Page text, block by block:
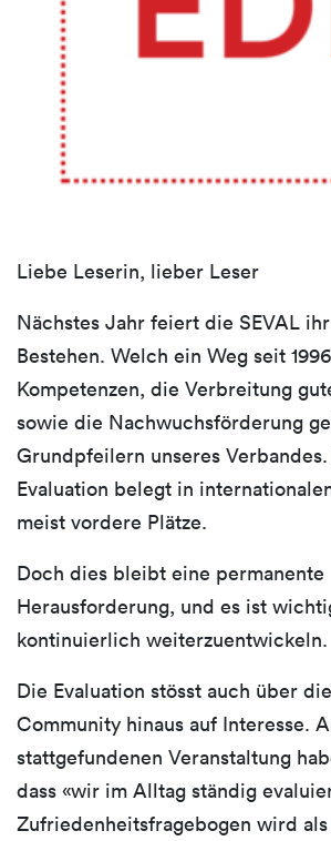
Liebe Leserin, lieber Leser
Nächstes Jahr feiert die SEVAL
Bestehen. Welch ein Weg seit
Kompetenzen, die Verbreitung
sowie die Nachwuchsförderung
Grundpfeilern unseres
Evaluation belegt in
meist vordere Plätze.
Doch dies bleibt eine permanente
Herausforderung, und es ist
kontinuierlich weiterzuentwickeln.
Die Evaluation stösst auch über
Community hinaus auf Interesse.
stattgefundenen Veranstaltung
dass «wir im Alltag ständig
Zufriedenheitsfragebogen wird als